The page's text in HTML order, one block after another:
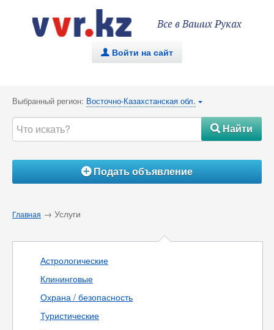
Все в Ваших Руках
. Войти на сайт
Выбранный регион: Восточно-Казахстанская обл. {
#Найти
ÁПодать объявление
Главная → Услуги
Астрологические
Клининговые
Охрана / безопасность
Туристические